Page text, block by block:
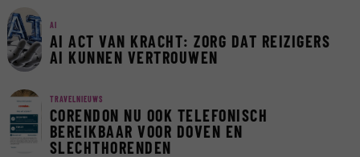
AI
AI ACT VAN KRACHT: ZORG DAT REIZIGERS
AI KUNNEN VERTROUWEN
TRAVELNIEUWS
CORENDON NU OOK TELEFONISCH
BEREIKBAAR VOOR DOVEN EN
SLECHTHORENDEN